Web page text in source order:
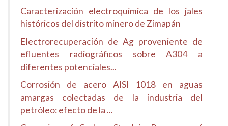
Caracterización electroquímica de los jales
históricos del distrito minero de Zimapán
Electrorecuperación de Ag proveniente de
efluentes radiográficos sobre A304 a
diferentes potenciales...
Corrosión de acero AISI 1018 en aguas
amargas colectadas de la industria del
petróleo: efecto de la ...